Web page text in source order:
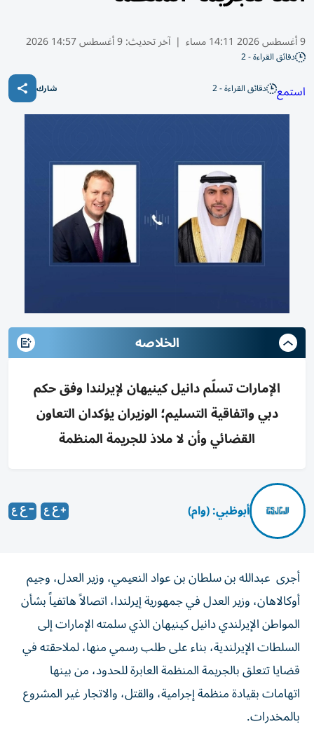
9 أغسطس 2026 14:11 مساء | آخر تحديث:9 أغسطس 14:57 2026
دقائق القراءة - 2
استمع دقائق القراءة - 2 شارك
الخلاصه
الإمارات تسلّم دانيل كينيهان لإيرلندا وفق حكم
دبي واتفاقية التسليم؛ الوزيران يؤكدان التعاون
القضائي وأن لا ملاذ للجريمة المنظمة
أبوظبي: (وام)
أجرى عبدالله بن سلطان بن عواد النعيمي، وزير العدل، وجيم
أوكالاهان، وزير العدل في جمهورية إيرلندا، اتصالاً هاتفياً بشأن
المواطن الإيرلندي دانيل كينيهان الذي سلمته الإمارات إلى
السلطات الإيرلندية، بناء على طلب رسمي منها، لملاحقته في
قضايا تتعلق بالجريمة المنظمة العابرة للحدود، من بينها
اتهامات بقيادة منظمة إجرامية، والقتل، والاتجار غير المشروع
بالمخدرات.